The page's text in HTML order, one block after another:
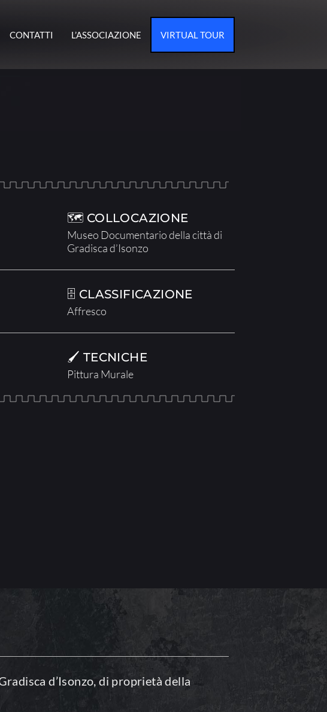
CONTATTI L’ASSOCIAZIONE VIRTUAL TOUR
🗺 COLLOCAZIONE
Museo Documentario della città di
Gradisca d’Isonzo
🗄 CLASSIFICAZIONE
Affresco
🖌 TECNICHE
Pittura Murale
d’Isonzo, di proprietà della